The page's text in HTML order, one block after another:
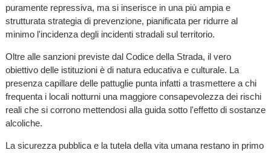
puramente repressiva, ma si inserisce in una più ampia e
strutturata strategia di prevenzione, pianificata per ridurre al
minimo l'incidenza degli incidenti stradali sul territorio.
Oltre alle sanzioni previste dal Codice della Strada, il vero
obiettivo delle istituzioni è di natura educativa e culturale. La
presenza capillare delle pattuglie punta infatti a trasmettere a chi
frequenta i locali notturni una maggiore consapevolezza dei rischi
reali che si corrono mettendosi alla guida sotto l'effetto di sostanze
alcoliche.
La sicurezza pubblica e la tutela della vita umana restano in primo